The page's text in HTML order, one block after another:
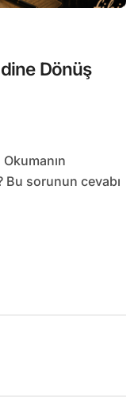
Dönüş
sorunun cevabı